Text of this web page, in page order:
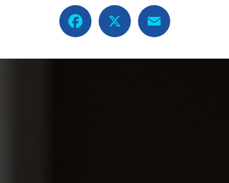
Facebook